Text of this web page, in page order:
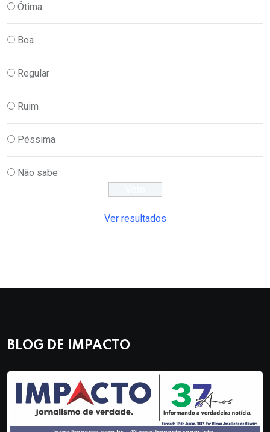
Ótima
Boa
Regular
Ruim
Péssima
Não sabe
Ver resultados
BLOG DE IMPACTO